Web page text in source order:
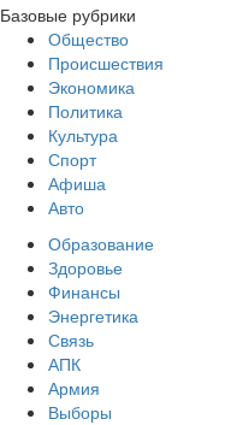
Базовые рубрики
Общество
Происшествия
Экономика
Политика
Культура
Спорт
Афиша
Авто
Образование
Здоровье
Финансы
Энергетика
Связь
АПК
Армия
Выборы